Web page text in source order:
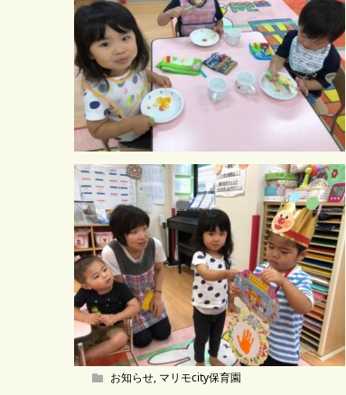
お知らせ, マリモcity保育園